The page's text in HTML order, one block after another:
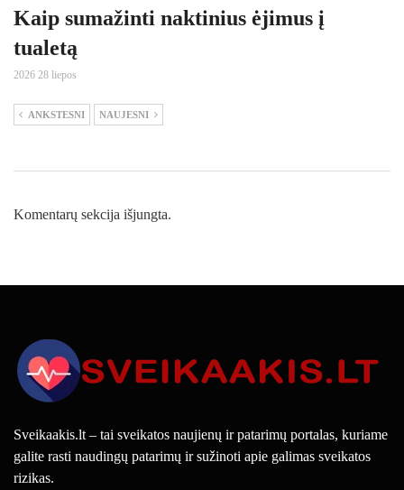
Kaip sumažinti naktinius ėjimus į
tualetą
2026 28 liepos
ANKSTESNI NAUJESNI
Komentarų sekcija išjungta.
Sveikaakis.lt – tai sveikatos naujienų ir patarimų portalas, kuriame
galite rasti naudingų patarimų ir sužinoti apie galimas sveikatos
rizikas.